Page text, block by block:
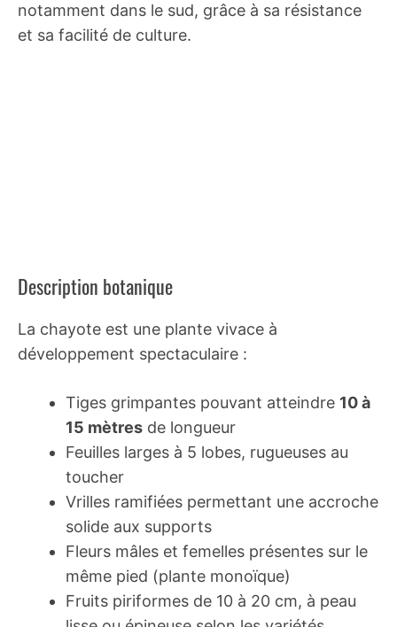
notamment dans le sud, grâce à sa résistance
et sa facilité de culture.
Description botanique
La chayote est une plante vivace à
développement spectaculaire :
Tiges grimpantes pouvant atteindre 10 à
15 mètres de longueur
Feuilles larges à 5 lobes, rugueuses au
toucher
Vrilles ramifiées permettant une accroche
solide aux supports
Fleurs mâles et femelles présentes sur le
même pied (plante monoïque)
Fruits piriformes de 10 à 20 cm, à peau